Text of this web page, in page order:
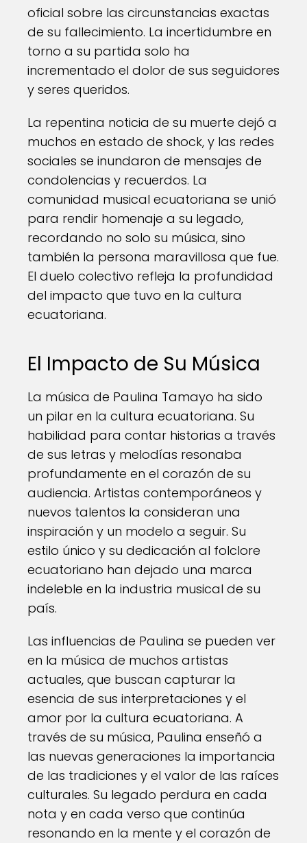
oficial sobre las circunstancias exactas
de su fallecimiento. La incertidumbre en
torno a su partida solo ha
incrementado el dolor de sus seguidores
y seres queridos.
La repentina noticia de su muerte dejó a
muchos en estado de shock, y las redes
sociales se inundaron de mensajes de
condolencias y recuerdos. La
comunidad musical ecuatoriana se unió
para rendir homenaje a su legado,
recordando no solo su música, sino
también la persona maravillosa que fue.
El duelo colectivo refleja la profundidad
del impacto que tuvo en la cultura
ecuatoriana.
El Impacto de Su Música
La música de Paulina Tamayo ha sido
un pilar en la cultura ecuatoriana. Su
habilidad para contar historias a través
de sus letras y melodías resonaba
profundamente en el corazón de su
audiencia. Artistas contemporáneos y
nuevos talentos la consideran una
inspiración y un modelo a seguir. Su
estilo único y su dedicación al folclore
ecuatoriano han dejado una marca
indeleble en la industria musical de su
país.
Las influencias de Paulina se pueden ver
en la música de muchos artistas
actuales, que buscan capturar la
esencia de sus interpretaciones y el
amor por la cultura ecuatoriana. A
través de su música, Paulina enseñó a
las nuevas generaciones la importancia
de las tradiciones y el valor de las raíces
culturales. Su legado perdura en cada
nota y en cada verso que continúa
resonando en la mente y el corazón de